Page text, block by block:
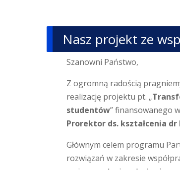
Nasz projekt ze
Szanowni Państwo,
Z ogromną radością
realizację projektu pt. „
studentów” finansowanego
Prorektor ds. kształcenia dr
Głównym celem programu
rozwiązań w zakresie